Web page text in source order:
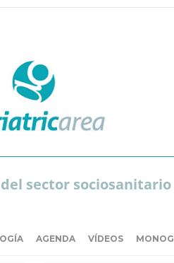
sector sociosanitario
AGENDA VÍDEOS